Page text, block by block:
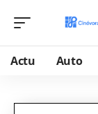
Actu Auto